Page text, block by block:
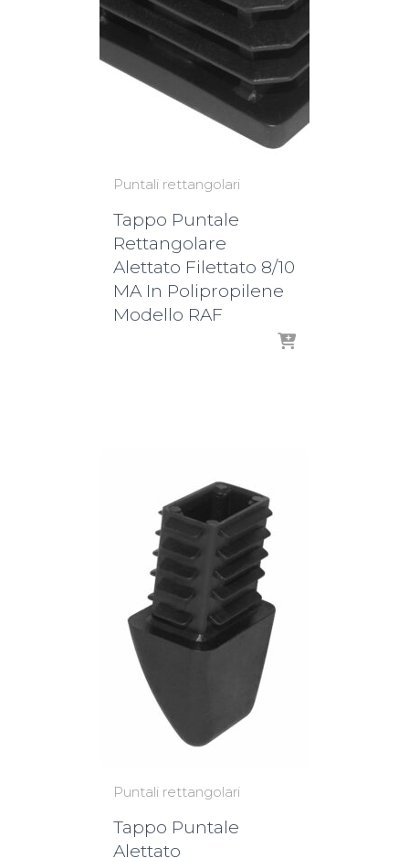
Puntali rettangolari
Tappo Puntale
Rettangolare
Alettato Filettato 8/10
MA In Polipropilene
Modello RAF
Puntali rettangolari
Tappo Puntale
Alettato